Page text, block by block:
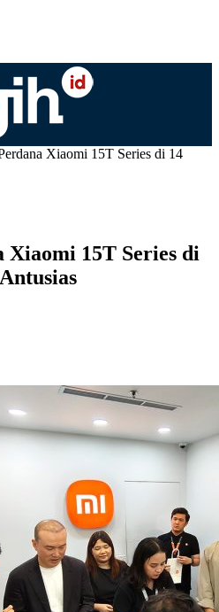
Xiaomi 15T Series di 14
Xiaomi 15T Series di